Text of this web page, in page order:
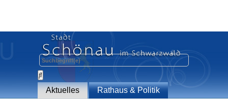
Aktuelles
Rathaus & Politik